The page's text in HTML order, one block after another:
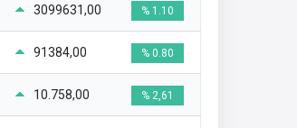
3099631,00 % 1.10
91384,00 % 0.80
10.758,00 % 2,61